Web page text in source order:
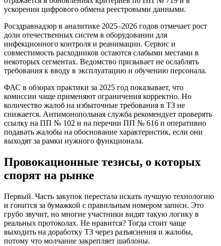
ускорении цифрового обмена реестровыми данными.
Росздравнадзор в аналитике 2025–2026 годов отмечает рост
доли отечественных систем в оборудовании для
инфекционного контроля и реанимации. Сервис и
совместимость расходников остаются слабыми местами в
некоторых сегментах. Ведомство призывает не ослаблять
требования к вводу в эксплуатацию и обучению персонала.
ФАС в обзорах практики за 2025 год показывает, что
комиссии чаще применяют ограничения корректно. Но
количество жалоб на избыточные требования в ТЗ не
снижается. Антимонопольная служба рекомендует проверять
ссылку на ПП № 102 и на перечни ПП № 616 и оперативно
подавать жалобы на обоснование характеристик, если они
выходят за рамки нужного функционала.
Провокационные тезисы, о которых
спорят на рынке
Первый. Часть закупок перестала искать лучшую технологию
и гонится за бумажкой с правильным номером записи. Это
грубо звучит, но многие участники видят такую логику в
реальных протоколах. Не нравится? Тогда стоит чаще
выходить на доработку ТЗ через разъяснения и жалобы,
потому что молчание закрепляет шаблоны.